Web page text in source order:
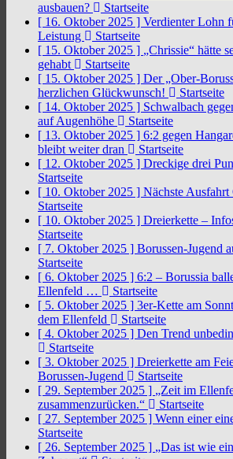
ausbauen?
Startseite
[ 16. Oktober 2025 ] Verdienter Lohn
Leistung
Startseite
[ 15. Oktober 2025 ] „Chrissie“ hätte
gehabt
Startseite
[ 15. Oktober 2025 ] Der „Ober-
herzlichen Glückwunsch!
Startseite
[ 14. Oktober 2025 ] Schwalbach
auf Augenhöhe
Startseite
[ 13. Oktober 2025 ] 6:2 gegen
bleibt weiter dran
Startseite
[ 12. Oktober 2025 ] Dreckige drei
Startseite
[ 10. Oktober 2025 ] Nächste Ausfahrt
Startseite
[ 10. Oktober 2025 ] Dreierkette –
Startseite
[ 7. Oktober 2025 ] Borussen-Jugend
Startseite
[ 6. Oktober 2025 ] 6:2 – Borussia
Ellenfeld …
Startseite
[ 5. Oktober 2025 ] 3er-Kette am
dem Ellenfeld
Startseite
[ 4. Oktober 2025 ] Den Trend
Startseite
[ 3. Oktober 2025 ] Dreierkette am
Borussen-Jugend
Startseite
[ 29. September 2025 ] „Zeit im
zusammenzurücken.“
Startseite
[ 27. September 2025 ] Wenn einer
Startseite
[ 26. September 2025 ] „Das ist wie